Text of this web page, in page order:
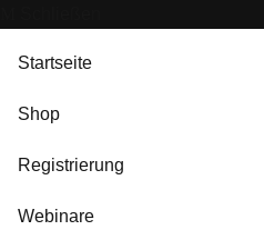
Startseite
Shop
Registrierung
Webinare